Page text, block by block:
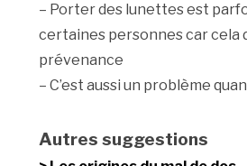
– Porter des lunettes est
certaines personnes car cela
prévenance
– C’est aussi un problème
Autres suggestions